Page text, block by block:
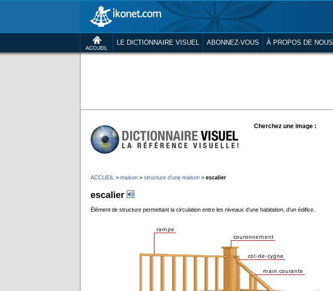
LE DICTIONNAIRE VISUEL ABONNEZ-VOUS À PROPOS DE NOUS
Cherchez une image :
ACCUEIL > maison > structure d’une maison > escalier
escalier
Élément de structure permettant la circulation entre les niveaux d’une habitation, d’un édifice.